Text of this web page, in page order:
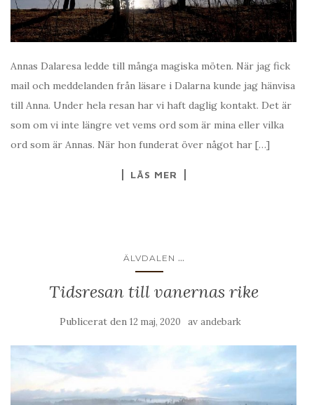
Annas Dalaresa ledde till många magiska möten. När jag fick
mail och meddelanden från läsare i Dalarna kunde jag hänvisa
till Anna. Under hela resan har vi haft daglig kontakt. Det är
som om vi inte längre vet vems ord som är mina eller vilka
ord som är Annas. När hon funderat över något har […]
LÄS MER
ÄLVDALEN ...
Tidsresan till vanernas rike
Publicerat den 12 maj, 2020 av andebark